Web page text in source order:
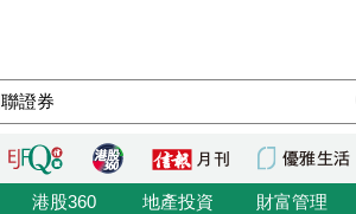
港股360 地產投資 財富管理